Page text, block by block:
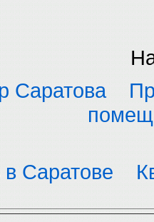
Саратова
Саратове